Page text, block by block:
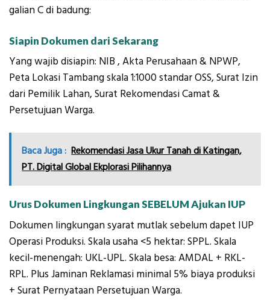
galian C di badung:
Siapin Dokumen dari Sekarang
Yang wajib disiapin: NIB , Akta Perusahaan & NPWP,
Peta Lokasi Tambang skala 1:1000 standar OSS, Surat Izin
dari Pemilik Lahan, Surat Rekomendasi Camat &
Persetujuan Warga.
Baca Juga : Rekomendasi Jasa Ukur Tanah di Katingan,
PT. Digital Global Ekplorasi Pilihannya
Urus Dokumen Lingkungan SEBELUM Ajukan IUP
Dokumen lingkungan syarat mutlak sebelum dapet IUP
Operasi Produksi. Skala usaha <5 hektar: SPPL. Skala
kecil-menengah: UKL-UPL. Skala besa: AMDAL + RKL-
RPL. Plus Jaminan Reklamasi minimal 5% biaya produksi
+ Surat Pernyataan Persetujuan Warga.